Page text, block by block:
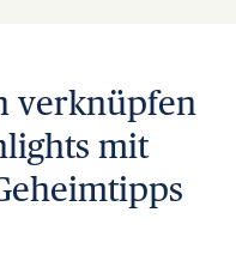
verknüpfen
mit